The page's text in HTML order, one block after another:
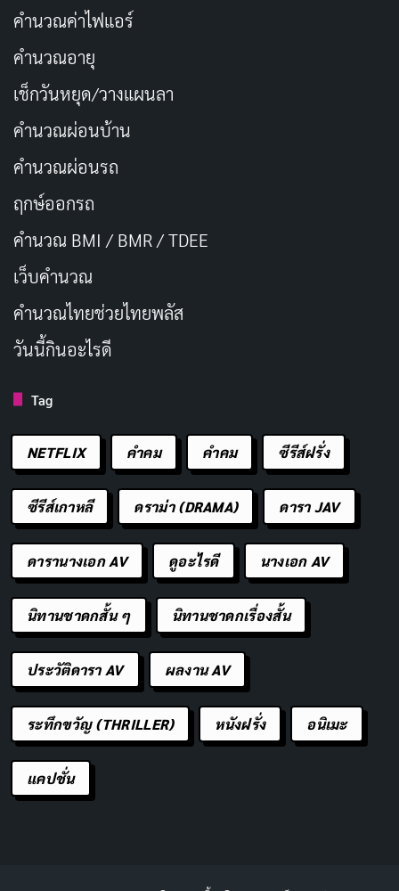
คำนวณค่าไฟแอร์
คำนวณอายุ
เช็กวันหยุด/วางแผนลา
คำนวณผ่อนบ้าน
คำนวณผ่อนรถ
ฤกษ์ออกรถ
คำนวณ BMI / BMR / TDEE
เว็บคํานวณ
คํานวณไทยช่วยไทยพลัส
วันนี้กินอะไรดี
Tag
NETFLIX คำคม คําคม ซีรีส์ฝรั่ง
ซีรีส์เกาหลี ดราม่า (DRAMA) ดารา JAV
ดารานางเอก AV ดูอะไรดี นางเอก AV
นิทานชาดกสั้น ๆ นิทานชาดกเรื่องสั้น
ประวัติดารา AV ผลงาน AV
ระทึกขวัญ (THRILLER) หนังฝรั่ง อนิเมะ
แคปชั่น